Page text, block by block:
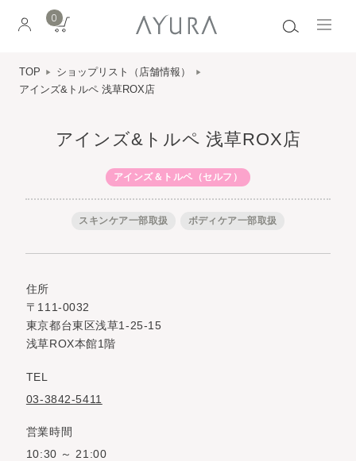
0
TOP
ショップリスト（店舗情報）
アインズ&トルペ 浅草ROX店
アインズ&トルペ 浅草ROX店
アインズ＆トルペ（セルフ）
スキンケア一部取扱 ボディケア一部取扱
住所
〒111-0032
東京都台東区浅草1-25-15
浅草ROX本館1階
TEL
03-3842-5411
営業時間
10:30 ～ 21:00